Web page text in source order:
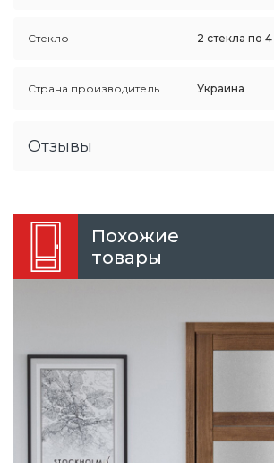
Стекло 2 стекла по
Страна производитель Украина
Отзывы
Похожие
товары